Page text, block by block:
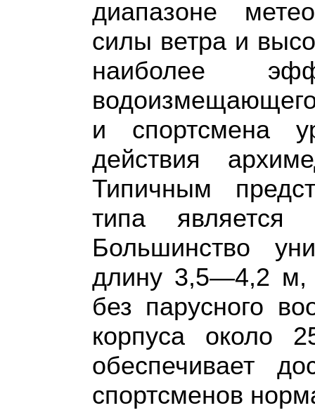
диапазоне
силы ветра и
наиболее
и спортсмена
действия
Типичным
типа является
Большинство
длину 3,5—4,2
без парусного
корпуса около
обеспечивает
спортсменов